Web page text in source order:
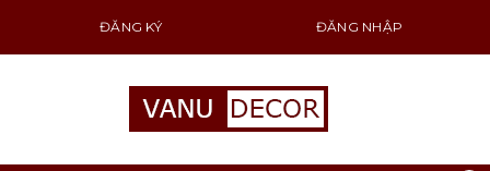
ĐĂNG KÝ ĐĂNG NHẬP